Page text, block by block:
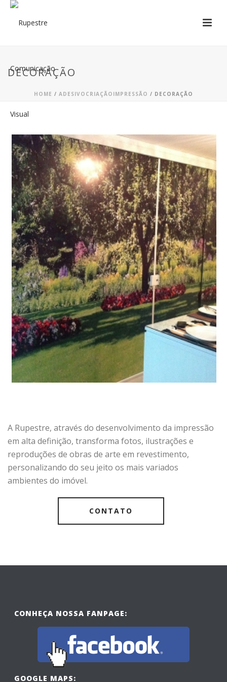
DECORAÇÃO
HOME / ADESIVO CRIAÇÃO IMPRESSÃO / DECORAÇÃO
A Rupestre, através do desenvolvimento da impressão
em alta definição, transforma fotos, ilustrações e
reproduções de obras de arte em revestimento,
personalizando do seu jeito os mais variados
ambientes do imóvel.
CONTATO
CONHEÇA NOSSA FANPAGE:
GOOGLE MAPS: